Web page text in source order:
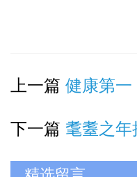
上一篇 健康第
下一篇 耄耋之年抒雅